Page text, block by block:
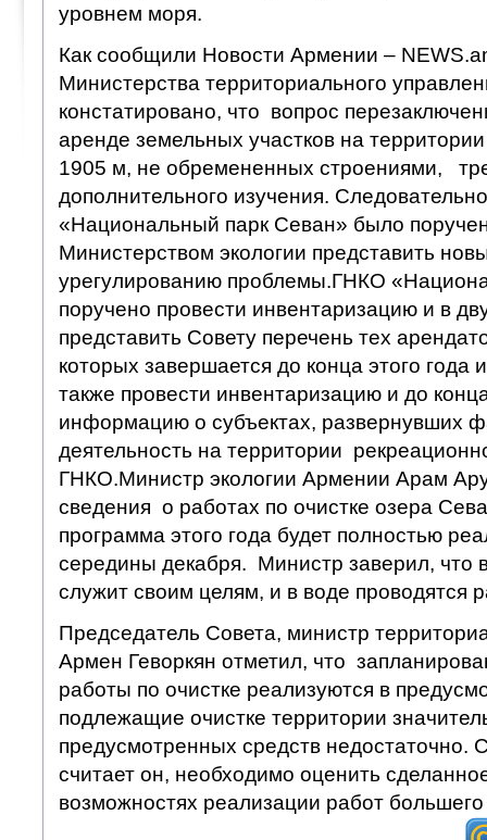
уровнем моря.
Как сообщили Новости Армении –
Министерства территориального
констатировано, что вопрос
аренде земельных участков на
1905 м, не обремененных строениями,
дополнительного изучения.
«Национальный парк Севан» было
Министерством экологии представить
урегулированию проблемы.ГНКО
поручено провести инвентаризацию и в
представить Совету перечень тех
которых завершается до конца этого года
также провести инвентаризацию и до
информацию о субъектах, развернувших
деятельность на территории
ГНКО.Министр экологии Армении Арам
сведения о работах по очистке озера
программа этого года будет полностью
середины декабря. Министр заверил, что
служит своим целям, и в воде проводятся
Председатель Совета, министр
Армен Геворкян отметил, что
работы по очистке реализуются в
подлежащие очистке территории
предусмотренных средств недостаточно.
считает он, необходимо оценить
возможностях реализации работ